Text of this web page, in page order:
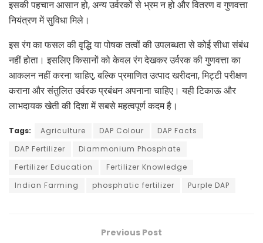
इसकी पहचान आसान हो, अन्य उर्वरकों से भ्रम न हो और वितरण व गुणवत्ता
नियंत्रण में सुविधा मिले।
इस रंग का फसल की वृद्धि या पोषक तत्वों की उपलब्धता से कोई सीधा संबंध
नहीं होता। इसलिए किसानों को केवल रंग देखकर उर्वरक की गुणवत्ता का
आकलन नहीं करना चाहिए, बल्कि प्रमाणित उत्पाद खरीदना, मिट्टी परीक्षण
कराना और संतुलित उर्वरक प्रबंधन अपनाना चाहिए। यही टिकाऊ और
लाभदायक खेती की दिशा में सबसे महत्वपूर्ण कदम है।
Tags: Agriculture DAP Colour
DAP Facts
DAP Fertilizer
Diammonium Phosphate
Fertilizer Education
Fertilizer Knowledge
Indian Farming
phosphatic fertilizer Purple DAP
Previous Post